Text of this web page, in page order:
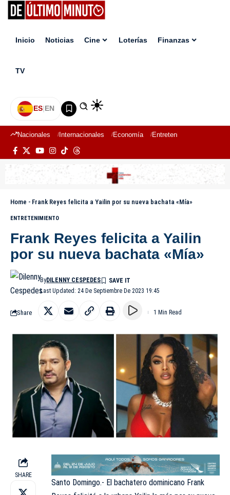
Inicio Noticias Cine Loterías Finanzas
TV
ES|EN
Nacionales Internacionales Economía Entretenimiento
Home - Frank Reyes felicita a Yailin por su nueva bachata «Mía»
ENTRETENIMIENTO
Frank Reyes felicita a Yailin
por su nueva bachata «Mía»
Last Updated: 24 De Septiembre De 2023 19:45
ByDILENNY CESPEDES
Share 1 Min Read
SHARE
Santo Domingo.- El bachatero dominicano Frank